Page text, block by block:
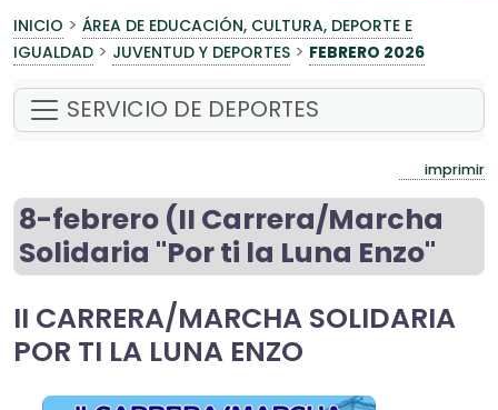
INICIO > ÁREA DE EDUCACIÓN, CULTURA, DEPORTE E
IGUALDAD > JUVENTUD Y DEPORTES > FEBRERO 2026
SERVICIO DE DEPORTES
imprimir
8-febrero (II Carrera/Marcha
Solidaria "Por ti la Luna Enzo"
II CARRERA/MARCHA SOLIDARIA
POR TI LA LUNA ENZO